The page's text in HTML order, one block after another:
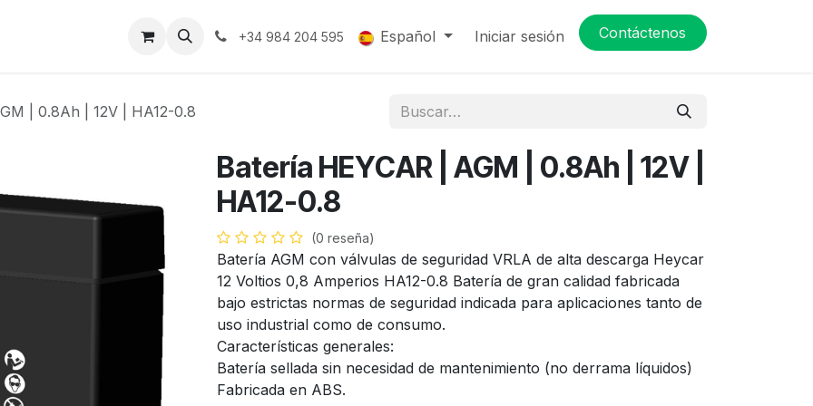
+34 984 204 595 Español Iniciar sesión Contáctenos
| 0.8Ah | 12V | HA12-0.8
Batería HEYCAR | AGM | 0.8Ah | 12V |
HA12-0.8
(0 reseña)
Batería AGM con válvulas de seguridad VRLA de alta descarga Heycar
12 Voltios 0,8 Amperios HA12-0.8 Batería de gran calidad fabricada
bajo estrictas normas de seguridad indicada para aplicaciones tanto de
uso industrial como de consumo.
Características generales:
Batería sellada sin necesidad de mantenimiento (no derrama líquidos)
Fabricada en ABS.